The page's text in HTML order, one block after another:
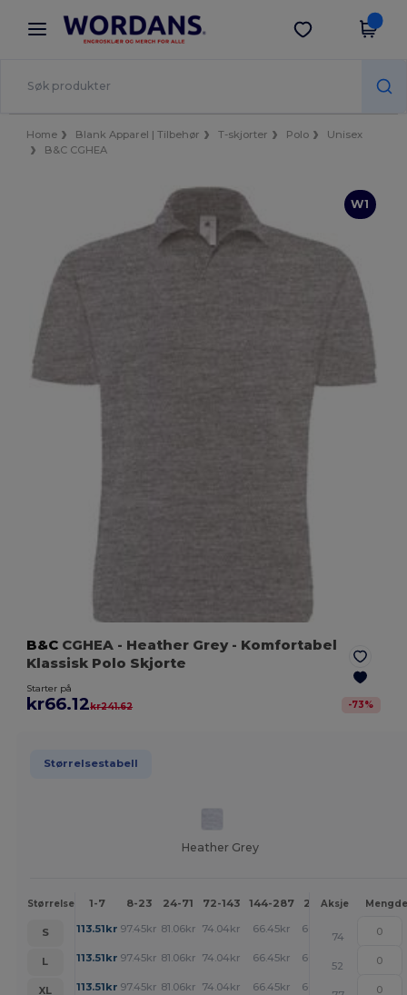
× Wordans-app
Bedre priser i appen!
Last ned app
Home Blank Apparel | Tilbehør T-skjorter Polo
Unisex
B&C CGHEA
W1
B&C CGHEA - Heather Grey- Komfortabel
Klassisk Polo Skjorte
Starter på
kr66.12kr241.62 -73%
Størrelsestabell
Heather Grey
Størrelse 1-7 8-23 24-71 72-143 144-287 288 + Mer
Aksje Mengde
S 113.51kr 97.45kr 81.06kr 74.04kr 66.45kr 66.12
74
L
113.51kr 97.45kr 81.06kr 74.04kr 66.45kr 66.12
52
XL
113.51kr 97.45kr 81.06kr 74.04kr 66.45kr 66.12